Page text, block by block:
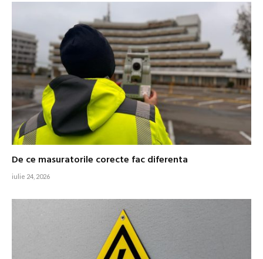
De ce masuratorile corecte fac diferenta
iulie 24, 2026